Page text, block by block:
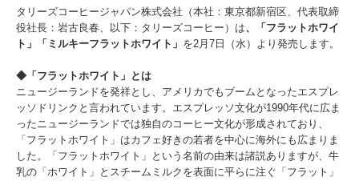
タリーズコーヒージャパン株式会社（本社：東京都新宿区、代表取締
役社長：岩古良春、以下：タリーズコーヒー）は、「フラットホワイ
ト」「ミルキーフラットホワイト」 を2月7日（水）より発売します。
◆「フラットホワイト」とは
ニュージーランドを発祥とし、アメリカでもブームとなったエスプレ
ッソドリンクと言われています。エスプレッソ文化が1990年代に広ま
ったニュージーランドでは独自のコーヒー文化が形成されており、
「フラットホワイト」はカフェ好きの若者を中心に海外にも広まりま
した。「フラットホワイト」という名前の由来は諸説ありますが、牛
乳の「ホワイト」とスチームミルクを表面に平らに注ぐ「フラット」